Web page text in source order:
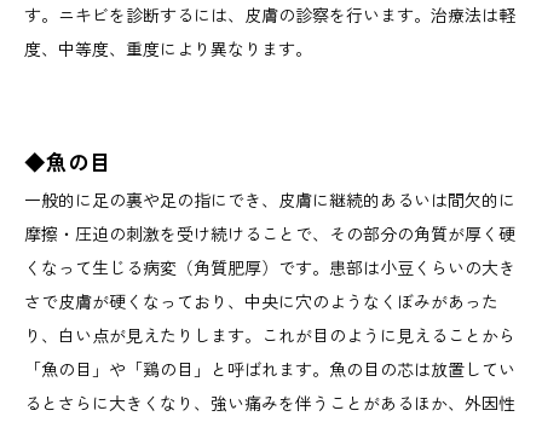
す。ニキビを診断するには、皮膚の診察を行います。治療法は軽
度、中等度、重度により異なります。
◆魚の目
一般的に足の裏や足の指にでき、皮膚に継続的あるいは間欠的に
摩擦・圧迫の刺激を受け続けることで、その部分の角質が厚く硬
くなって生じる病変（角質肥厚）です。患部は小豆くらいの大き
さで皮膚が硬くなっており、中央に穴のようなくぼみがあった
り、白い点が見えたりします。これが目のように見えることから
「魚の目」や「鶏の目」と呼ばれます。魚の目の芯は放置してい
るとさらに大きくなり、強い痛みを伴うことがあるほか、外因性